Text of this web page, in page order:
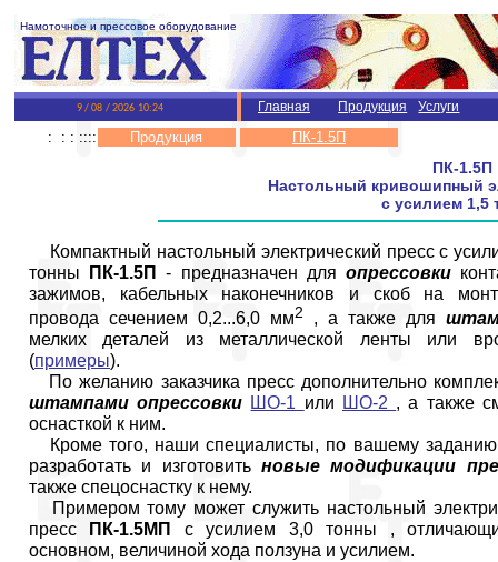
Намоточное и прессовое оборудование
Главная Продукция Услуги
: : : :::: Продукция ПК-1.5П
ПК-1.5П
Настольный кривошипный
с усилием 1,5
Компактный настольный электрический пресс с
тонны ПК-1.5П- предназначен для опрессовки
зажимов, кабельных наконечников и скоб на
провода сечением 0,2...6,0 мм2 , а также для
мелких деталей из металлической ленты или
(примеры).
По желанию заказчика пресс дополнительно
штампами опрессовки ШО-1 или ШО-2 , а также
оснасткой к ним.
Кроме того, наши специалисты, по вашему
разработать и изготовить новые модификации
также спецоснастку к нему.
Примером тому может служить настольный
пресс
ПК-1.5МП с усилием 3,0 тонны ,
основном, величиной хода ползуна и усилием.